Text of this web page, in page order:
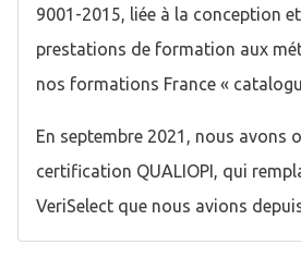
9001-2015, liée à la conception
prestations de formation aux
nos formations France «
En septembre 2021, nous avons
certification QUALIOPI, qui
VeriSelect que nous avions